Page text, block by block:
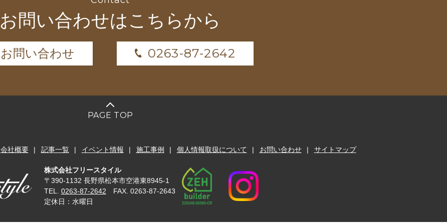
お問い合わせはこちらから
お問い合わせ 0263-87-2642
PAGE TOP
会社概要 記事一覧 イベント情報 施工事例 個人情報取扱について お問い合わせ サイトマップ
株式会社フリースタイル
〒390-1132 長野県松本市空港東8945-1
TEL. 0263-87-2642 FAX. 0263-87-2643
定休日：水曜日